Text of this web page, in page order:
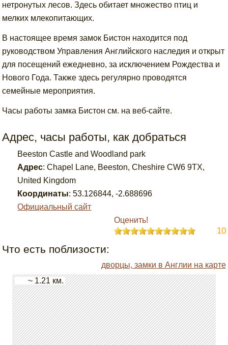
нетронутых лесов. Здесь обитает множество птиц и
мелких млекопитающих.
В настоящее время замок Бистон находится под
руководством Управления Английского наследия и открыт
для посещений ежедневно, за исключением Рождества и
Нового Года. Также здесь регулярно проводятся
семейные мероприятия.
Часы работы замка Бистон см. на веб-сайте.
Адрес, часы работы, как добраться
Beeston Castle and Woodland park
Адрес:Chapel Lane, Beeston, Cheshire CW6 9TX,
United Kingdom
Координаты: 53.126844,-2.688696
Официальный сайт
Оценить!
10
Что есть поблизости:
дворцы, замки в Англии на карте
~ 1.21 км.